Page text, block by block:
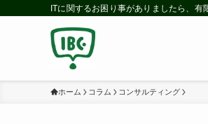
ITに関するお困り事がありましたら、有
ホーム コラム コンサルティング